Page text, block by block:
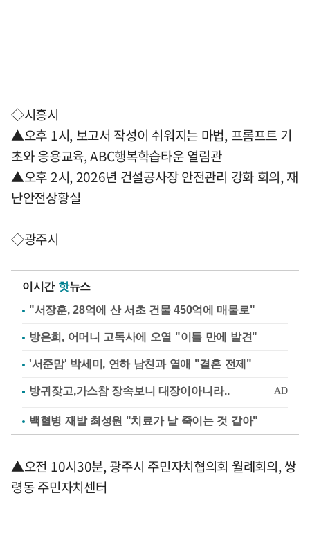
◇시흥시
▲오후 1시, 보고서 작성이 쉬워지는 마법, 프롬프트 기
초와 응용교육, ABC행복학습타운 열림관
▲오후 2시, 2026년 건설공사장 안전관리 강화 회의, 재
난안전상황실
◇광주시
이시간 핫뉴스
"서장훈, 28억에 산 서초 건물 450억에 매물로"
방은희, 어머니 고독사에 오열 "이틀 만에 발견"
'서준맘' 박세미, 연하 남친과 열애 "결혼 전제"
백혈병 재발 최성원 "치료가 날 죽이는 것 같아"
▲오전 10시30분, 광주시 주민자치협의회 월례회의, 쌍
령동 주민자치센터